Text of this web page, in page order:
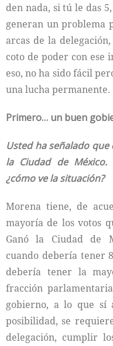
den nada, si tú le das
generan un problema
arcas de la
coto de poder con ese
eso, no ha sido fácil
una lucha permanente.
Primero… un buen
Usted ha señalado
la Ciudad de México.
¿cómo ve la situación?
Morena tiene, de
mayoría de los votos
Ganó la Ciudad de
cuando debería tener
debería tener la
fracción
gobierno, a lo que sí
posibilidad, se
delegación, cumplir